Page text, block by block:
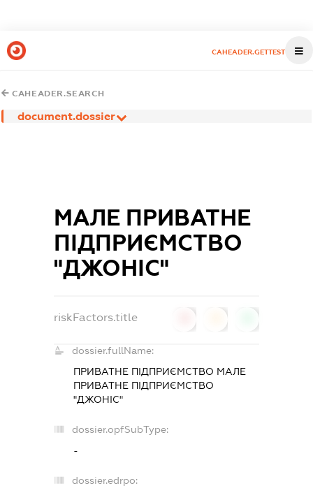
CAHEADER.GETTEST
CAHEADER.SEARCH
document.dossier
МАЛЕ ПРИВАТНЕ
ПІДПРИЄМСТВО
"ДЖОНІС"
riskFactors.title
dossier.fullName:
ПРИВАТНЕ ПІДПРИЄМСТВО МАЛЕ
ПРИВАТНЕ ПІДПРИЄМСТВО
"ДЖОНІС"
dossier.opfSubType:
-
dossier.edrpo: